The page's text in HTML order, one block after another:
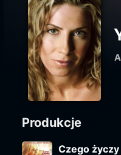
Produkcje
Czego